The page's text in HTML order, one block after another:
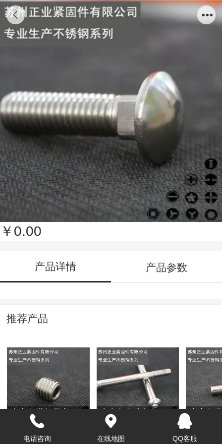
大扁头台阶机钉
￥0.00
产品详情 产品参数
推荐产品
内六角带柱紧定4 内六角盘头机钉
电话咨询 在线地图 QQ客服